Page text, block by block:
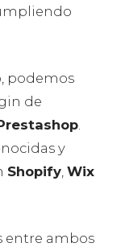
podemos
de
.
y
Shopify, Wix
entre ambos